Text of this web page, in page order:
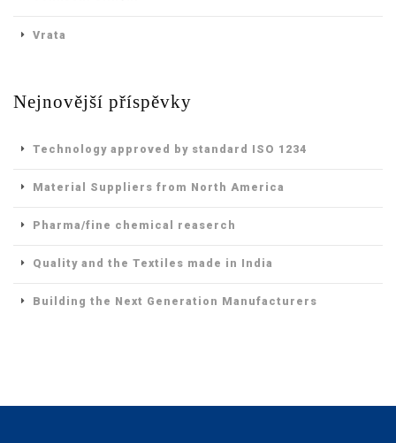
Vrata
Nejnovější příspěvky
Technology approved by standard ISO 1234
Material Suppliers from North America
Pharma/fine chemical reaserch
Quality and the Textiles made in India
Building the Next Generation Manufacturers